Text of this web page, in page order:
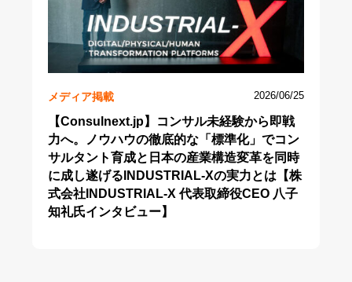
メディア掲載 2026/06/25
【Consulnext.jp】コンサル未経験から即戦
力へ。ノウハウの徹底的な「標準化」でコン
サルタント育成と日本の産業構造変革を同時
に成し遂げるINDUSTRIAL-Xの実力とは【株
式会社INDUSTRIAL-X 代表取締役CEO 八子
知礼氏インタビュー】